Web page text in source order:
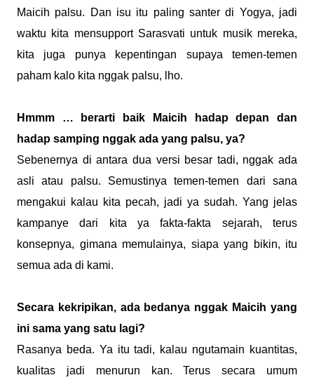
Maicih palsu. Dan isu itu paling santer di Yogya, jadi
waktu kita mensupport Sarasvati untuk musik mereka,
kita juga punya kepentingan supaya temen-temen
paham kalo kita nggak palsu, lho.
Hmmm … berarti baik Maicih hadap depan dan
hadap samping nggak ada yang palsu, ya?
Sebenernya di antara dua versi besar tadi, nggak ada
asli atau palsu. Semustinya temen-temen dari sana
mengakui kalau kita pecah, jadi ya sudah. Yang jelas
kampanye dari kita ya fakta-fakta sejarah, terus
konsepnya, gimana memulainya, siapa yang bikin, itu
semua ada di kami.
Secara kekripikan, ada bedanya nggak Maicih yang
ini sama yang satu lagi?
Rasanya beda. Ya itu tadi, kalau ngutamain kuantitas,
kualitas jadi menurun kan. Terus secara umum